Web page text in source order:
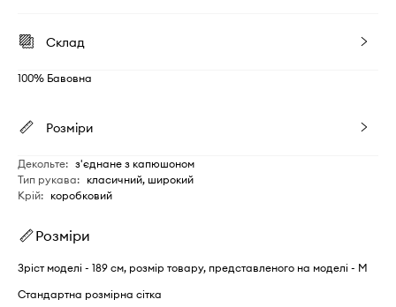
Склад
100% Бавовна
Розміри
Декольте: з'єднане з капюшоном
Тип рукава: класичний, широкий
Крій: коробковий
Розміри
Зріст моделі - 189 см, розмір товару, представленого на моделі - M
Стандартна розмірна сітка